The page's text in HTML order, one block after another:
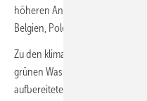
höheren Anteil, also 20 %
Belgien, Polen, die Ukraine,
Zu den klimafreundlichen
grünen Wasserstoff, sondern
aufbereitetem Biogas aus